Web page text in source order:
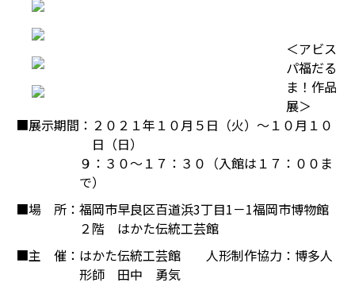
＜アビス
パ福だる
ま！作品
展＞
■展示期間： ２０２１年１０月５日（火）～１０月１０
日（日）
９：３０～１７：３０（入館は１７：００ま
で）
■場 所： 福岡市早良区百道浜3丁目1－1福岡市博物館
２階 はかた伝統工芸館
■主 催： はかた伝統工芸館 人形制作協力：博多人
形師 田中 勇気